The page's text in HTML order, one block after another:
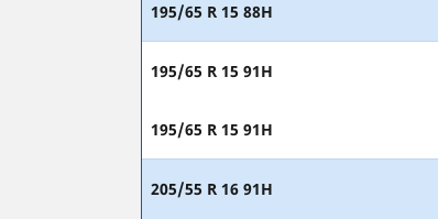
195/65 R 15 88H
195/65 R 15 91H
195/65 R 15 91H
205/55 R 16 91H